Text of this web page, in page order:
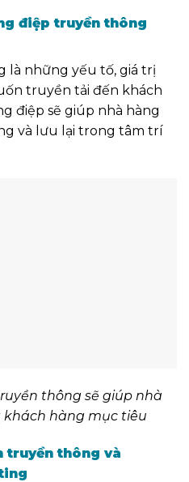
điệp truyền thông
là những yếu tố, giá trị
truyền tải đến khách
điệp sẽ giúp nhà hàng
và lưu lại trong tâm trí
thông sẽ giúp nhà
hàng mục tiêu
truyền thông và